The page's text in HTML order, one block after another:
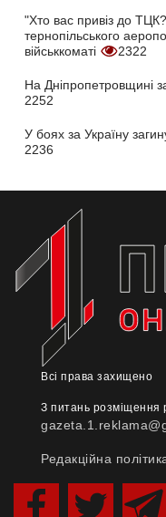
"Хто вас привіз до
тернопільського
військкоматі
2322
На Дніпропетровщині
2252
У боях за Україну
2236
Всі права захищено
З питань розміщення
Редакційна